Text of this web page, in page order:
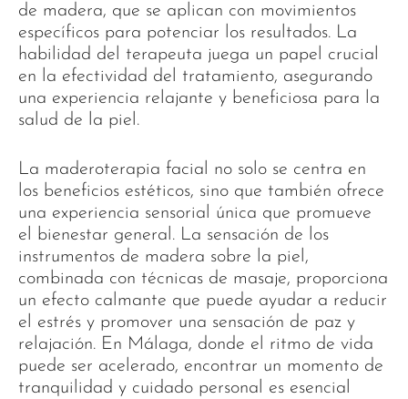
de madera, que se aplican con movimientos
específicos para potenciar los resultados. La
habilidad del terapeuta juega un papel crucial
en la efectividad del tratamiento, asegurando
una experiencia relajante y beneficiosa para la
salud de la piel.
La maderoterapia facial no solo se centra en
los beneficios estéticos, sino que también ofrece
una experiencia sensorial única que promueve
el bienestar general. La sensación de los
instrumentos de madera sobre la piel,
combinada con técnicas de masaje, proporciona
un efecto calmante que puede ayudar a reducir
el estrés y promover una sensación de paz y
relajación. En Málaga, donde el ritmo de vida
puede ser acelerado, encontrar un momento de
tranquilidad y cuidado personal es esencial